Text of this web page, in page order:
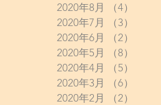
2020年8月
（4）
2020年7月
（3）
2020年6月
（2）
2020年5月
（8）
2020年4月
（5）
2020年3月
（6）
2020年2月
（2）